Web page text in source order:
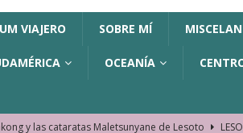
VIAJERO SOBRE MÍ
OCEANÍA
y las cataratas Maletsunyane de Lesoto